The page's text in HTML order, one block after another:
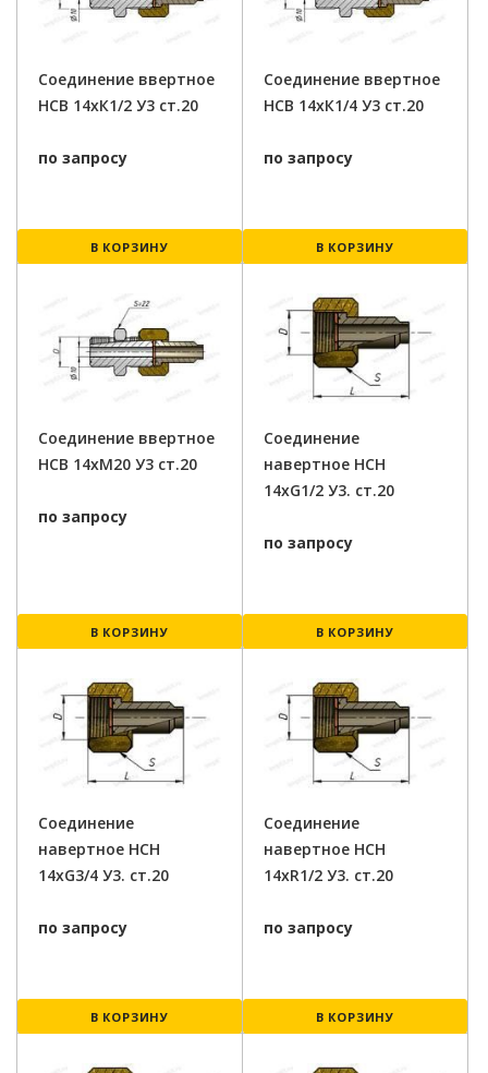
Соединение ввертное
НСВ 14хК1/2 У3 ст.20
по запросу
В КОРЗИНУ
Соединение ввертное
НСВ 14хК1/4 У3 ст.20
по запросу
В КОРЗИНУ
Соединение ввертное
НСВ 14хМ20 У3 ст.20
по запросу
В КОРЗИНУ
Соединение
навертное НСН
14хG1/2 У3. ст.20
по запросу
В КОРЗИНУ
Соединение
навертное НСН
14хG3/4 У3. ст.20
по запросу
В КОРЗИНУ
Соединение
навертное НСН
14хR1/2 У3. ст.20
по запросу
В КОРЗИНУ